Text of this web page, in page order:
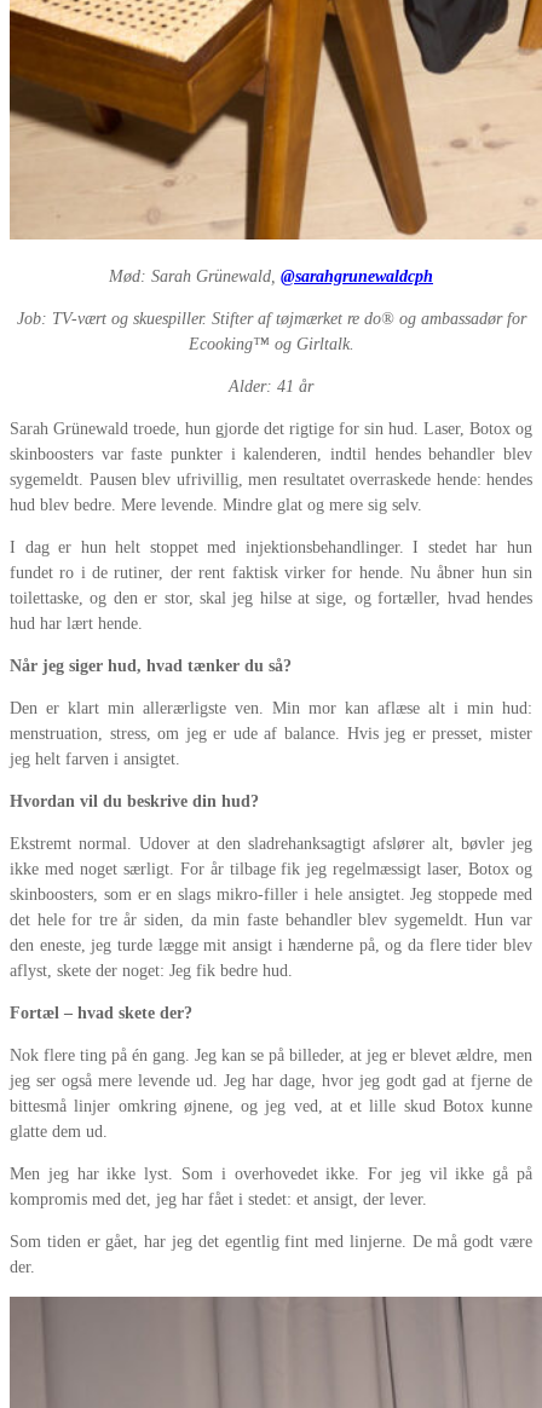
Mød: Sarah Grünewald, @sarahgrunewaldcph
Job: TV-vært og skuespiller. Stifter af tøjmærket re do® og ambassadør for
Ecooking™ og Girltalk.
Alder: 41 år
Sarah Grünewald troede, hun gjorde det rigtige for sin hud. Laser, Botox og
skinboosters var faste punkter i kalenderen, indtil hendes behandler blev
sygemeldt. Pausen blev ufrivillig, men resultatet overraskede hende: hendes
hud blev bedre. Mere levende. Mindre glat og mere sig selv.
I dag er hun helt stoppet med injektionsbehandlinger. I stedet har hun
fundet ro i de rutiner, der rent faktisk virker for hende. Nu åbner hun sin
toilettaske, og den er stor, skal jeg hilse at sige, og fortæller, hvad hendes
hud har lært hende.
Når jeg siger hud, hvad tænker du så?
Den er klart min allerærligste ven. Min mor kan aflæse alt i min hud:
menstruation, stress, om jeg er ude af balance. Hvis jeg er presset, mister
jeg helt farven i ansigtet.
Hvordan vil du beskrive din hud?
Ekstremt normal. Udover at den sladrehanksagtigt afslører alt, bøvler jeg
ikke med noget særligt. For år tilbage fik jeg regelmæssigt laser, Botox og
skinboosters, som er en slags mikro-filler i hele ansigtet. Jeg stoppede med
det hele for tre år siden, da min faste behandler blev sygemeldt. Hun var
den eneste, jeg turde lægge mit ansigt i hænderne på, og da flere tider blev
aflyst, skete der noget: Jeg fik bedre hud.
Fortæl – hvad skete der?
Nok flere ting på én gang. Jeg kan se på billeder, at jeg er blevet ældre, men
jeg ser også mere levende ud. Jeg har dage, hvor jeg godt gad at fjerne de
bittesmå linjer omkring øjnene, og jeg ved, at et lille skud Botox kunne
glatte dem ud.
Men jeg har ikke lyst. Som i overhovedet ikke. For jeg vil ikke gå på
kompromis med det, jeg har fået i stedet: et ansigt, der lever.
Som tiden er gået, har jeg det egentlig fint med linjerne. De må godt være
der.